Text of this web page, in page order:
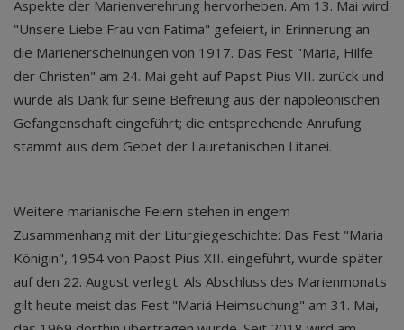
Aspekte der Marienverehrung hervorheben. Am 13. Mai wird
"Unsere Liebe Frau von Fatima" gefeiert, in Erinnerung an
die Marienerscheinungen von 1917. Das Fest "Maria, Hilfe
der Christen" am 24. Mai geht auf Papst Pius VII. zurück und
wurde als Dank für seine Befreiung aus der napoleonischen
Gefangenschaft eingeführt; die entsprechende Anrufung
stammt aus dem Gebet der Lauretanischen Litanei.
Weitere marianische Feiern stehen in engem
Zusammenhang mit der Liturgiegeschichte: Das Fest "Maria
Königin", 1954 von Papst Pius XII. eingeführt, wurde später
auf den 22. August verlegt. Als Abschluss des Marienmonats
gilt heute meist das Fest "Mariä Heimsuchung" am 31. Mai,